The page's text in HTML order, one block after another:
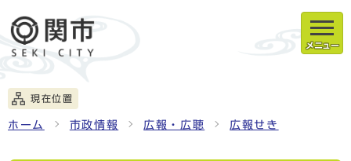
メニュー
現在位置
ホーム 市政情報 広報・広聴 広報せき